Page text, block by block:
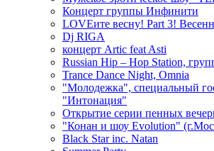
Концерт группы Инфинити
LOVEите весну! Part 3!
Dj RIGA
концерт Artic feat Asti
Russian Hip – Hop Station,
Trance Dance Night, Omnia
"Молодежка", специальный
"Интонация"
Открытие серии пенных
"Конан и шоу Evolution"
Black Star inc. Natan